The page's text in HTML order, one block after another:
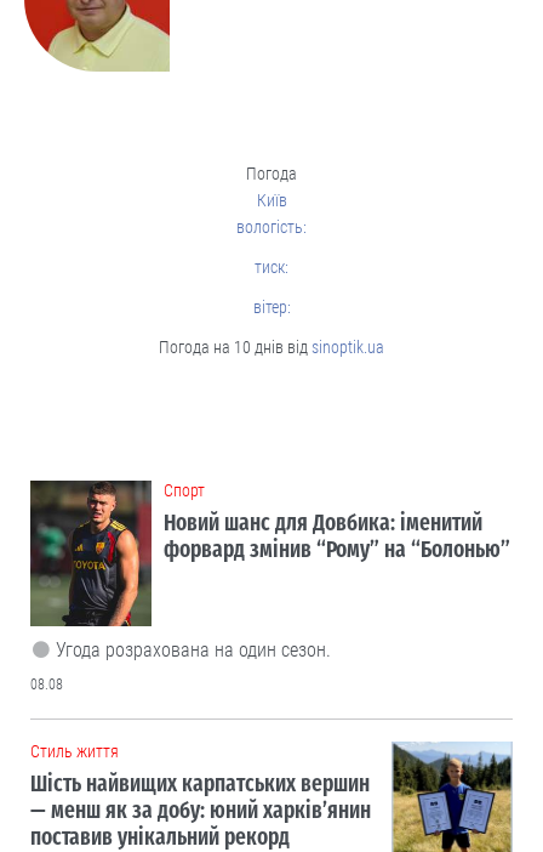
Погода
Київ
вологість:
тиск:
вітер:
Погода на 10 днів від sinoptik.ua
Cпорт
Новий шанс для Довбика: іменитий
форвард змінив “Рому” на “Болонью”
Угода розрахована на один сезон.
08.08
Cтиль життя
Шість найвищих карпатських вершин
— менш як за добу: юний харків’янин
поставив унікальний рекорд